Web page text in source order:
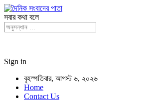
সবার কথা বলে
Sign in
বৃহস্পতিবার, আগস্ট ৬, ২০২৬
Home
Contact Us